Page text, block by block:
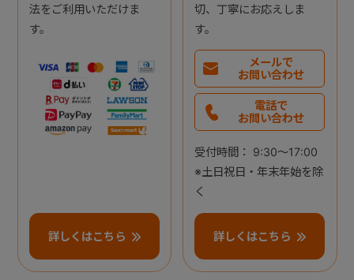
法をご利用いただけま
す。
詳しくはこちら
切、丁寧にお応えしま
す。
メールで
お問い合わせ
電話で
お問い合わせ
受付時間： 9:30～17:00
※土日祝日・年末年始を除
く
詳しくはこちら